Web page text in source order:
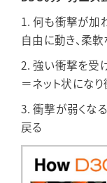
1. 何も衝撃が加
自由に動き、柔軟
2. 強い衝撃を受
＝ネット状にな
3. 衝撃が弱くな
戻る